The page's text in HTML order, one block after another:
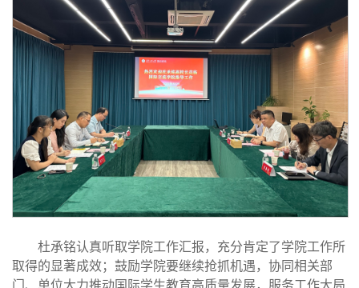
杜承铭认真听取学院工作汇报，充分肯定了学院工作所
取得的显著成效；鼓励学院要继续抢抓机遇，协同相关部
门、单位大力推动国际学生教育高质量发展，服务工作大局